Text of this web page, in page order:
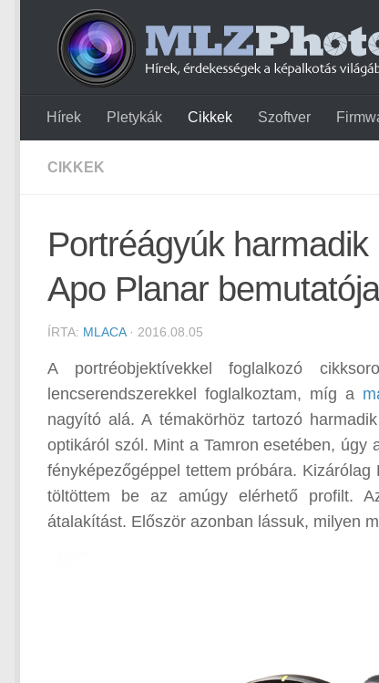
Hírek Pletykák Cikkek Szoftver
CIKKEK
Portréágyúk
Apo Planar bemutatója
ÍRTA: MLACA· 2016.08.05
A portréobjektívekkel foglalkozó
lencserendszerekkel foglalkoztam, míg a
nagyító alá. A témakörhöz tartozó
optikáról szól. Mint a Tamron esetében,
fényképezőgéppel tettem próbára.
töltöttem be az amúgy elérhető profilt.
átalakítást. Először azonban lássuk, milyen